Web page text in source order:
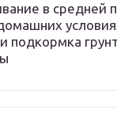
в средней
подкормка